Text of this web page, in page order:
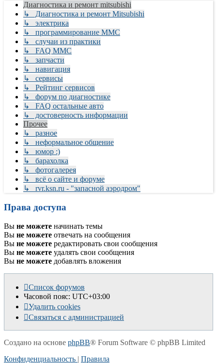
Диагностика и ремонт mitsubishi
↳ Диагностика и ремонт Mitsubishi
↳ электрика
↳ программирование MMC
↳ случаи из практики
↳ FAQ MMC
↳ запчасти
↳ навигация
↳ сервисы
↳ Рейтинг сервисов
↳ форум по диагностике
↳ FAQ остальные авто
↳ достоверность информации
Прочее
↳ разное
↳ неформальное общение
↳ юмор :)
↳ барахолка
↳ фотогалерея
↳ всё о сайте и форуме
↳ rvr.ksn.ru - "запасной аэродром"
Права доступа
Вы не можете начинать темы
Вы не можете отвечать на сообщения
Вы не можете редактировать свои сообщения
Вы не можете удалять свои сообщения
Вы не можете добавлять вложения
Список форумов
Часовой пояс: UTC+03:00
Удалить cookies
Связаться с администрацией
Создано на основе phpBB® Forum Software © phpBB Limited
Конфиденциальность | Правила